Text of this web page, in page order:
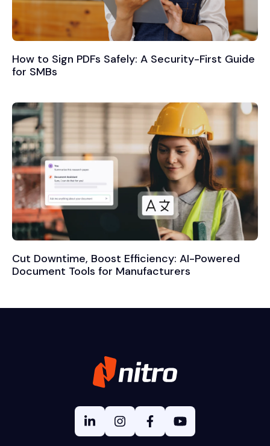
How to Sign PDFs Safely: A Security-First Guide
for SMBs
Cut Downtime, Boost Efficiency: AI-Powered
Document Tools for Manufacturers